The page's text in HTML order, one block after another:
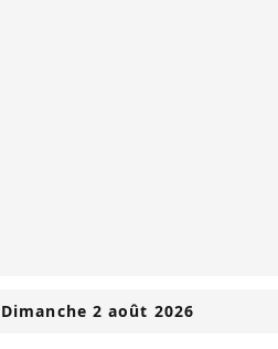
Dimanche 2 août 2026